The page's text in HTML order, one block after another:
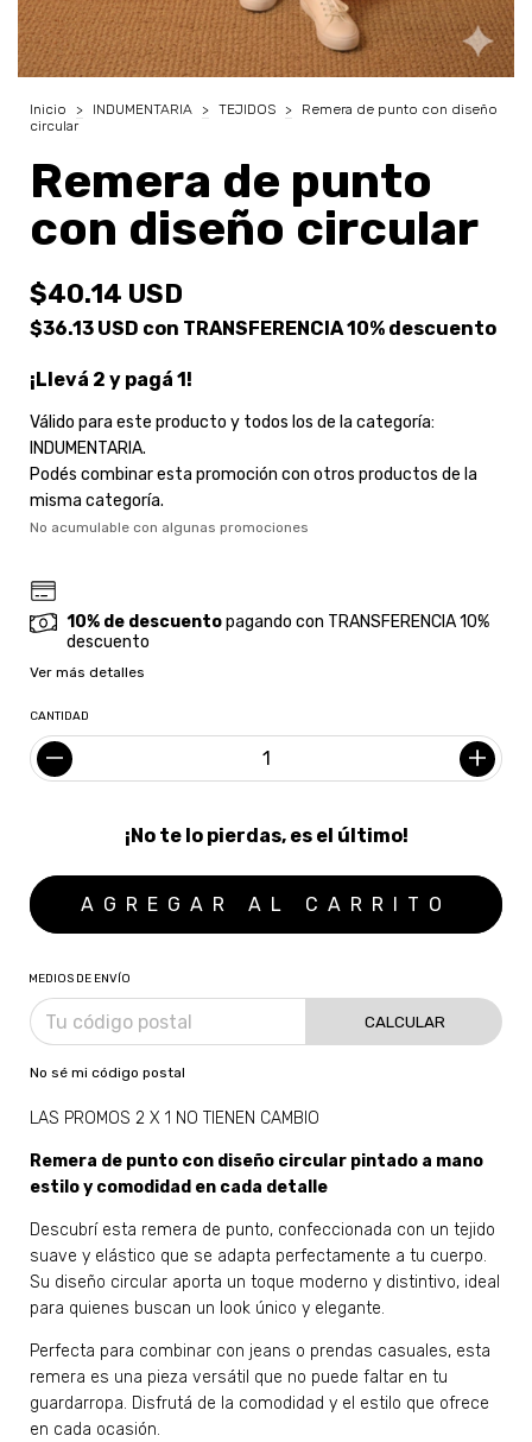
Inicio > INDUMENTARIA > TEJIDOS >
Remera de punto con diseño
circular
Remera de punto
con diseño circular
$40.14 USD
$36.13 USD con TRANSFERENCIA 10% descuento
¡Llevá 2 y pagá 1!
Válido para este producto y todos los de la categoría:
INDUMENTARIA.
Podés combinar esta promoción con otros productos de la
misma categoría.
No acumulable con algunas promociones
10% de descuentopagando con TRANSFERENCIA 10%
descuento
Ver más detalles
CANTIDAD
¡No te lo pierdas, es el último!
MEDIOS DE ENVÍO
CALCULAR
No sé mi código postal
LAS PROMOS 2 X 1 NO TIENEN CAMBIO
Remera de punto con diseño circular pintado a mano
estilo y comodidad en cada detalle
Descubrí esta remera de punto, confeccionada con un tejido
suave y elástico que se adapta perfectamente a tu cuerpo.
Su diseño circular aporta un toque moderno y distintivo, ideal
para quienes buscan un look único y elegante.
Perfecta para combinar con jeans o prendas casuales, esta
remera es una pieza versátil que no puede faltar en tu
guardarropa. Disfrutá de la comodidad y el estilo que ofrece
en cada ocasión.